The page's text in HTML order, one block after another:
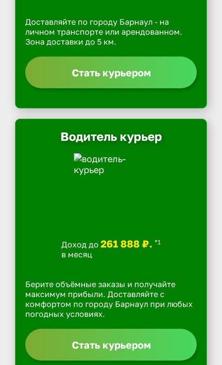
Доставляйте по городу Барнаул - на
личном транспорте или арендованном.
Зона доставки до 5 км.
Стать курьером
Водитель курьер
Доход до 261 888 ₽. *1
в месяц
Берите объёмные заказы и получайте
максимум прибыли. Доставляйте с
комфортом по городу Барнаул при любых
погодных условиях.
Стать курьером